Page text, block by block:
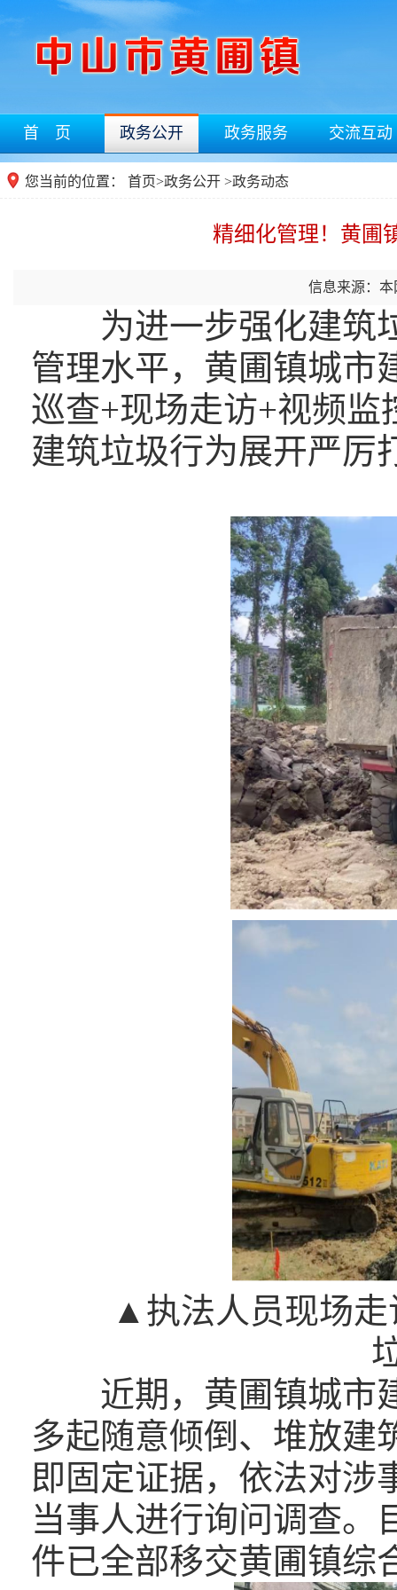
首 页 政务公开 政务服务 交流互动
您当前的位置： 首页>政务公开 >政务动态
精细化管理！黄圃
信息来源：本
为进一步强化建筑
管理水平，黄圃镇城市
巡查+现场走访+视频
建筑垃圾行为展开严厉
▲执法人员现场走
近期，黄圃镇城市
多起随意倾倒、堆放建
即固定证据，依法对涉
当事人进行询问调查。
件已全部移交黄圃镇综